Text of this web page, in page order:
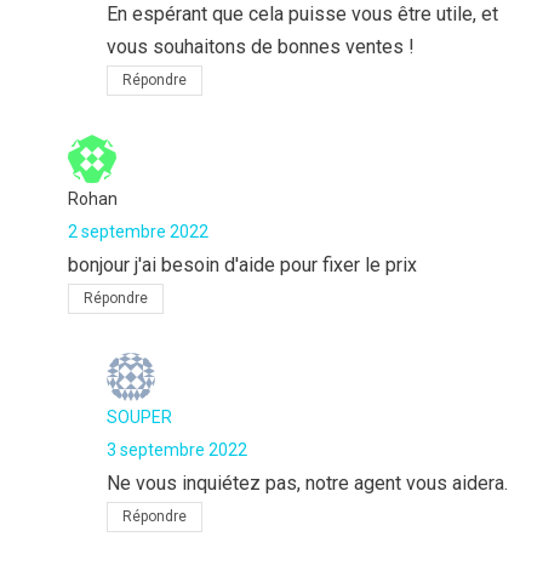
En espérant que cela puisse vous être utile, et
vous souhaitons de bonnes ventes !
Répondre
Rohan
2 septembre 2022
bonjour j'ai besoin d'aide pour fixer le prix
Répondre
SOUPER
3 septembre 2022
Ne vous inquiétez pas, notre agent vous aidera.
Répondre